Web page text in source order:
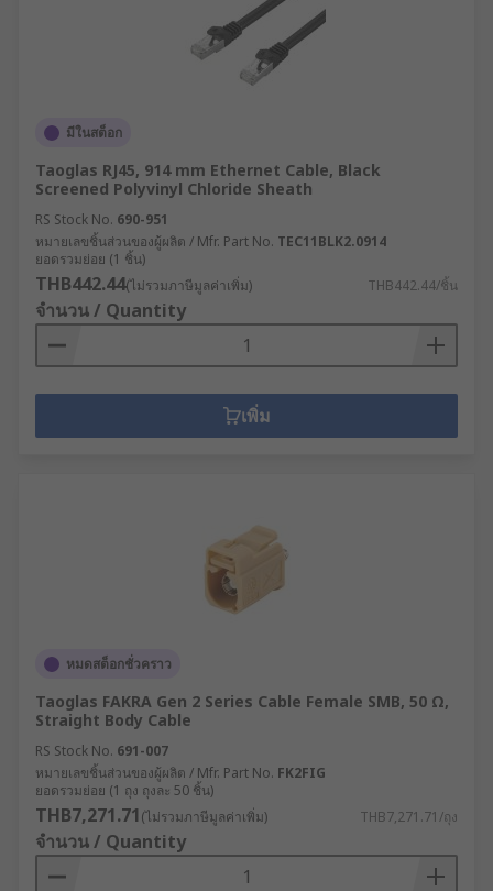
มีในสต็อก
Taoglas RJ45, 914 mm Ethernet Cable, Black
Screened Polyvinyl Chloride Sheath
RS Stock No. 690-951
หมายเลขชิ้นส่วนของผู้ผลิต / Mfr. Part No. TEC11BLK2.0914
ยอดรวมย่อย (1 ชิ้น)
THB442.44(ไม่รวมภาษีมูลค่าเพิ่ม) THB442.44/ชิ้น
จำนวน / Quantity
เพิ่ม
หมดสต็อกชั่วคราว
Taoglas FAKRA Gen 2 Series Cable Female SMB, 50 Ω,
Straight Body Cable
RS Stock No. 691-007
หมายเลขชิ้นส่วนของผู้ผลิต / Mfr. Part No. FK2FIG
ยอดรวมย่อย (1 ถุง ถุงละ 50 ชิ้น)
THB7,271.71(ไม่รวมภาษีมูลค่าเพิ่ม) THB7,271.71/ถุง
จำนวน / Quantity